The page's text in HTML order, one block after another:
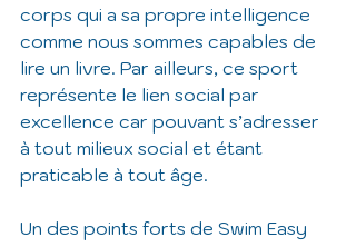
corps qui a sa propre intelligence
comme nous sommes capables de
lire un livre. Par ailleurs, ce sport
représente le lien social par
excellence car pouvant s’adresser
à tout milieux social et étant
praticable à tout âge.
Un des points forts de Swim Easy